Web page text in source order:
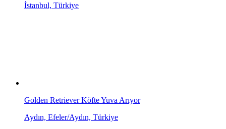
İstanbul, Türkiye
Golden Retriever Köfte Yuva Arıyor
Aydın, Efeler/Aydın, Türkiye